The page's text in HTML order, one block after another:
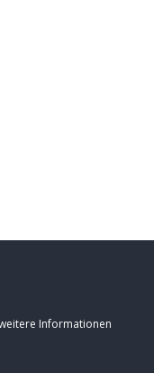
Informationen